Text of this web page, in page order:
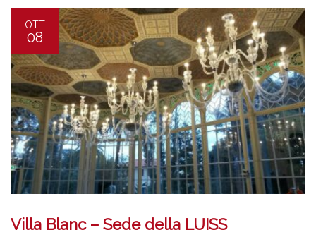
OTT
08
Villa Blanc – Sede della LUISS